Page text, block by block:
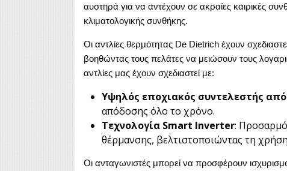
αυστηρά για να αντέχουν σε ακραίες καιρικές
κλιματολογικής συνθήκης.
Οι αντλίες θερμότητας De Dietrich έχουν
βοηθώντας τους πελάτες να μειώσουν τους
αντλίες μας έχουν σχεδιαστεί με:
Υψηλός εποχιακός συντελεστής
απόδοσης όλο το χρόνο.
Τεχνολογία Smart Inverter:
θέρμανσης, βελτιστοποιώντας τη χρήση
Οι ανταγωνιστές μπορεί να προσφέρουν